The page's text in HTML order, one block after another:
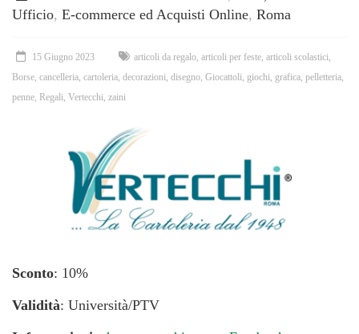
Ufficio, E-commerce ed Acquisti Online, Roma
15 Giugno 2023 articoli da regalo articoli per feste articoli scolastici
Borse cancelleria cartoleria decorazioni disegno Giocattoli giochi grafica pelletteria
penne Regali Vertecchi zaini
Sconto: 10%
Validità: Università/PTV